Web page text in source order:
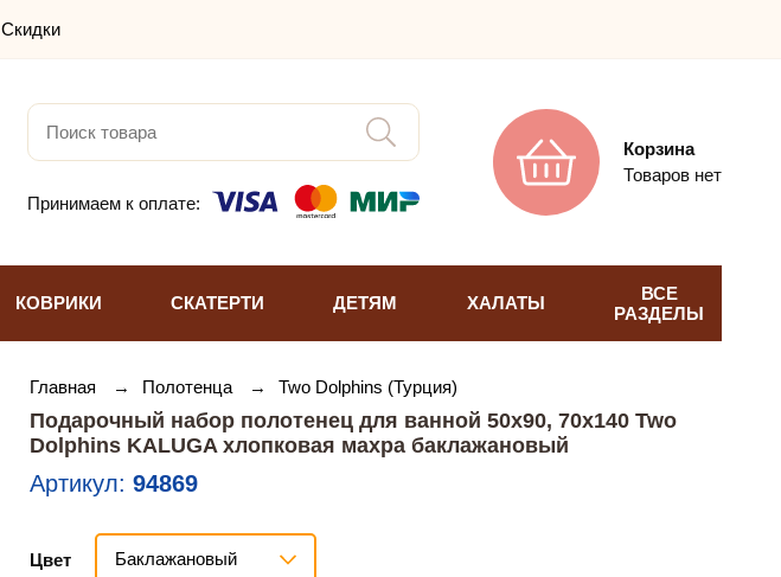
Скидки
Принимаем к оплате:
Корзина
Товаров нет
КОВРИКИ СКАТЕРТИ ДЕТЯМ ХАЛАТЫ
ВСЕ
РАЗДЕЛЫ
Главная → Полотенца → Two Dolphins (Турция)
Подарочный набор полотенец для ванной 50х90, 70х140 Two
Dolphins KALUGA хлопковая махра баклажановый
Артикул: 94869
Цвет Баклажановый